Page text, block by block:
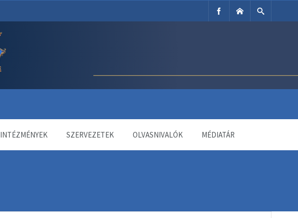
INTÉZMÉNYEK SZERVEZETEK OLVASNIVALÓK MÉDIATÁR